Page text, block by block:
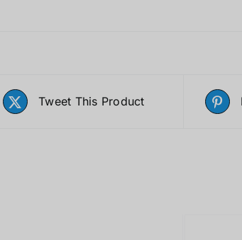
Tweet This Product